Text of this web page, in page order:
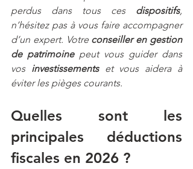
perdus dans tous ces dispositifs,
n’hésitez pas à vous faire accompagner
d’un expert. Votre conseiller en gestion
de patrimoine peut vous guider dans
vos investissements et vous aidera à
éviter les pièges courants.
Quelles sont les
principales déductions
fiscales en 2026 ?